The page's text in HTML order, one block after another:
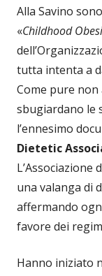
Alla Savino
«Childhood
tutta intenta a
Come pure
sbugiardano le
l’ennesimo
Dietetic
una valanga di
affermando
favore dei
Hanno iniziato